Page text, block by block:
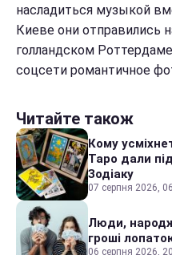
насладиться музыкой
Киеве они отправились
голландском
соцсети романтичное
Читайте також
Кому
Таро дали
Зодіаку
07 серпня 2026,
Люди,
гроші
06 серпня 2026,